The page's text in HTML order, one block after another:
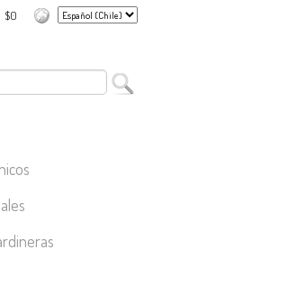
$0